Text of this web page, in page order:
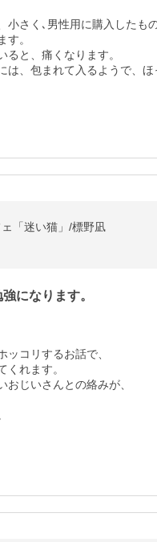
小さく､男性用に購入したも
す。
ると、痛くなります。
は、包まれて入るようで、ほ
「迷い猫」/標野凪
になります。
ッコリするお話で、
くれます。
じいさんとの絡みが、